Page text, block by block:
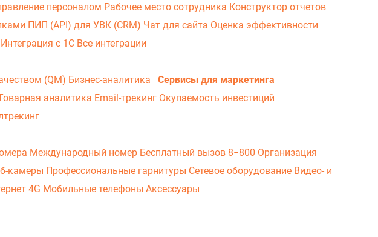
персоналом Рабочее место сотрудника Конструктор отчетов
ПИП (API) для УВК (CRM) Чат для сайта Оценка эффективности
Интеграция с 1С Все интеграции
(QM) Бизнес-аналитика
Сервисы для маркетинга
аналитика Email-трекинг Окупаемость инвестиций
Международный номер Бесплатный вызов 8−800 Организация
камеры Профессиональные гарнитуры Сетевое оборудование Видео- и
4G Мобильные телефоны Аксессуары